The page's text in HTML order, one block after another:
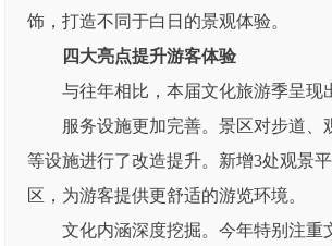
饰，打造不同于白日的景观体验。
四大亮点提升游客体验
与往年相比，本届文化旅游季呈现
服务设施更加完善。景区对步道、
等设施进行了改造提升。新增3处观景
区，为游客提供更舒适的游览环境。
文化内涵深度挖掘。今年特别注重